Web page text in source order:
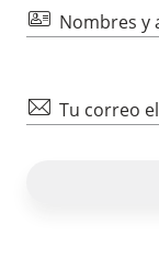
id Nombres y
mail Tu correo